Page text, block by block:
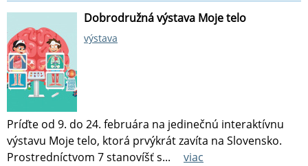
Dobrodružná výstava Moje telo
výstava
Príďte od 9. do 24. februára na jedinečnú interaktívnu
výstavu Moje telo, ktorá prvýkrát zavíta na Slovensko.
Prostredníctvom 7 stanovíšť s...
viac